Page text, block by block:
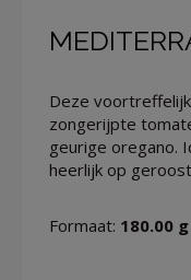
Deze
zongerijpte
geurige oregano.
heerlijk op
Formaat: 180.00 g